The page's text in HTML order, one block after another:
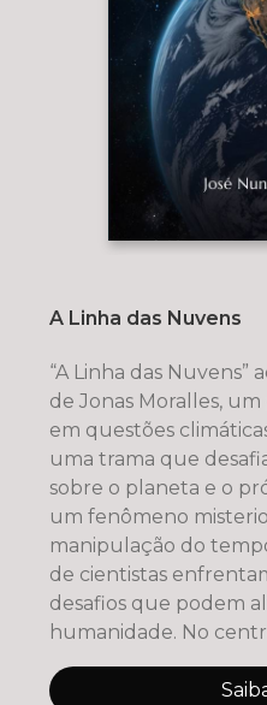
A Linha das Nuvens
“A Linha das Nuvens”
de Jonas Moralles,
em questões
uma trama que
sobre o planeta e o
um fenômeno
manipulação do
de cientistas
desafios que podem
humanidade. No